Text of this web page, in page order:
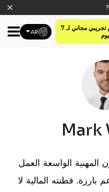
?
احصل على عرض تجريبي مجاني لـ 7
يوم
AR
Mark
الواسعة العمل
فطنته المالية لا